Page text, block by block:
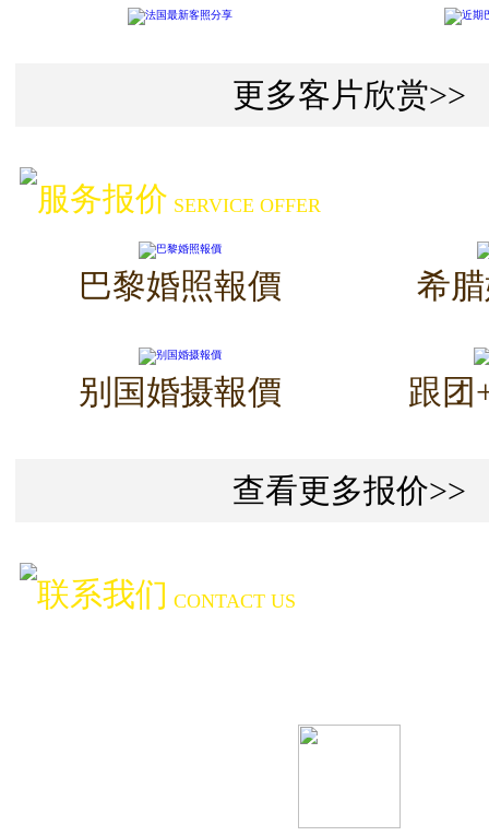
更多客片欣赏>>
服务报价 SERVICE OFFER
巴黎婚照報價 希
别国婚摄報價 跟团
查看更多报价>>
联系我们 CONTACT US